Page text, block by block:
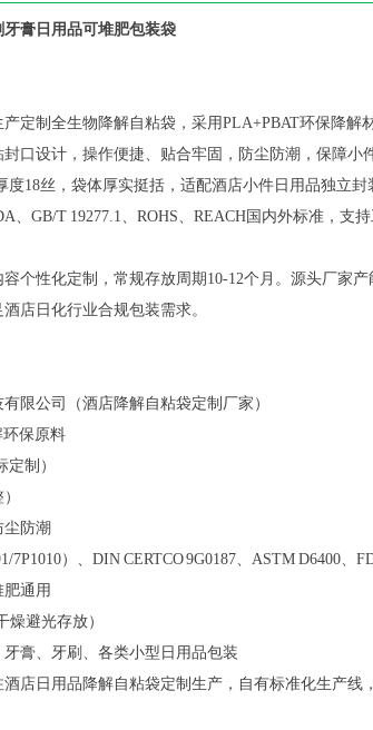
膏日用品可堆肥包装袋
定制全生物降解自粘袋，采用PLA+PBAT环保降
口设计，操作便捷、贴合牢固，防尘防潮，保障小
度18丝，袋体厚实挺括，适配酒店小件日用品独立
、GB/T 19277.1、ROHS、REACH国内外标准，支
个性化定制，常规存放周期10-12个月。源头厂家
店日化行业合规包装需求。
限公司（酒店降解自粘袋定制厂家）
环保原料
制）
尘防潮
7P1010）、DIN CERTCO 9G0187、ASTM D6400、
通用
燥避光存放）
膏、牙刷、各类小型日用品包装
店日用品降解自粘袋定制生产，自有标准化生产